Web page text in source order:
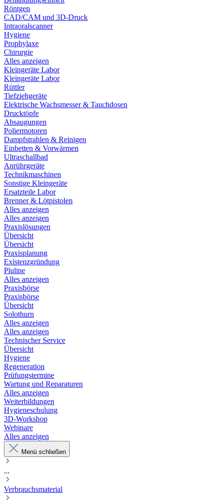
Röntgen
CAD/CAM und 3D-Druck
Intraoralscanner
Hygiene
Prophylaxe
Chirurgie
Alles anzeigen
Kleingeräte Labor
Kleingeräte Labor
Rüttler
Tiefziehgeräte
Elektrische Wachsmesser & Tauchdosen
Drucktöpfe
Absaugungen
Poliermotoren
Dampfstrahlen & Reinigen
Einbetten & Vorwärmen
Ultraschallbad
Anrührgeräte
Technikmaschinen
Sonstige Kleingeräte
Ersatzteile Labor
Brenner & Lötpistolen
Alles anzeigen
Alles anzeigen
Praxislösungen
Übersicht
Übersicht
Praxisplanung
Existenzgründung
Pluline
Alles anzeigen
Praxisbörse
Praxisbörse
Übersicht
Solothurn
Alles anzeigen
Alles anzeigen
Technischer Service
Übersicht
Hygiene
Regeneration
Prüfungstermine
Wartung und Reparaturen
Alles anzeigen
Weiterbildungen
Hygieneschulung
3D-Workshop
Webinare
Alles anzeigen
Menü schließen
...
Verbrauchsmaterial